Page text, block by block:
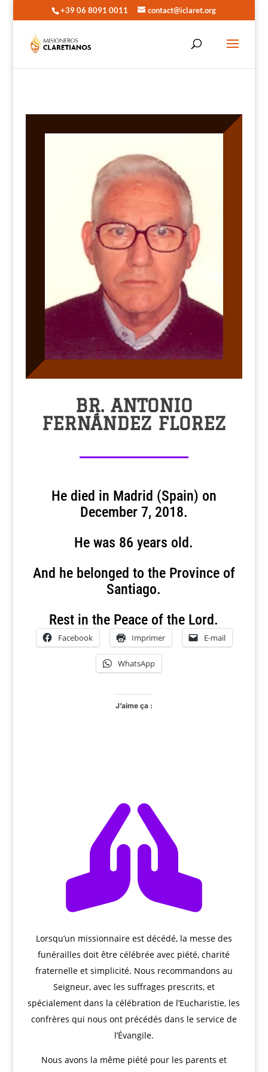
+39 06 8091 0011 contact@iclaret.org
BR. ANTONIO
FERNÁNDEZ FLOREZ
He died in Madrid (Spain) on
December 7, 2018.
He was 86 years old.
And he belonged to the Province of
Santiago.
Rest in the Peace of the Lord.
Facebook Imprimer E-mail
WhatsApp
J’aime ça :

Lorsqu’un missionnaire est décédé, la messe des
funérailles doit être célébrée avec piété, charité
fraternelle et simplicité. Nous recommandons au
Seigneur, avec les suffrages prescrits, et
spécialement dans la célébration de l’Eucharistie, les
confrères qui nous ont précédés dans le service de
l’Évangile.
Nous avons la même piété pour les parents et